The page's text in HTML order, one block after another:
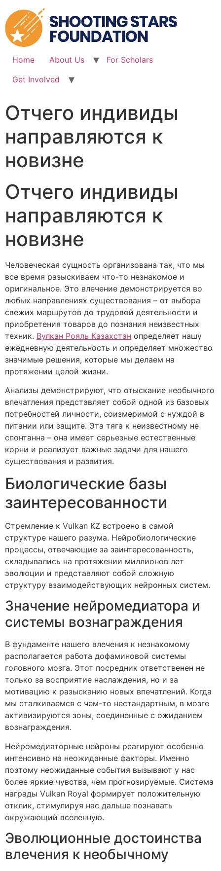
to
content
Home About Us
For Scholars
Get Involved
Отчего индивиды
направляются к
новизне
Отчего индивиды
направляются к
новизне
Человеческая сущность организована так, что мы
все время разыскиваем что-то незнакомое и
оригинальное. Это влечение демонстрируется во
любых направлениях существования – от выбора
свежих маршрутов до трудовой деятельности и
приобретения товаров до познания неизвестных
техник. Вулкан Рояль Казахстан определяет нашу
ежедневную деятельность и определяет множество
значимые решения, которые мы делаем на
протяжении целой жизни.
Анализы демонстрируют, что отыскание необычного
впечатления представляет собой одной из базовых
потребностей личности, соизмеримой с нуждой в
питании или защите. Эта тяга к неизвестному не
спонтанна – она имеет серьезные естественные
корни и реализует важные задачи для нашего
существования и развития.
Биологические базы
заинтересованности
Стремление к Vulkan KZ встроено в самой
структуре нашего разума. Нейробиологические
процессы, отвечающие за заинтересованность,
складывались на протяжении миллионов лет
эволюции и представляют собой сложную
структуру взаимодействующих нейронных систем.
Значение нейромедиатора и
системы вознаграждения
В фундаменте нашего влечения к незнакомому
располагается работа дофаминовой системы
головного мозга. Этот посредник ответственен не
только за восприятие наслаждения, но и за
мотивацию к разысканию новых впечатлений. Когда
мы сталкиваемся с чем-то нестандартным, в мозге
активизируются зоны, соединенные с ожиданием
вознаграждения.
Нейромедиаторные нейроны реагируют особенно
интенсивно на неожиданные факторы. Именно
поэтому неожиданные события вызывают у нас
более яркие чувства, чем прогнозируемые. Система
награды Vulkan Royal формирует положительную
отклик, стимулируя нас дальше познавать
окружающий вселенную.
Эволюционные достоинства
влечения к необычному